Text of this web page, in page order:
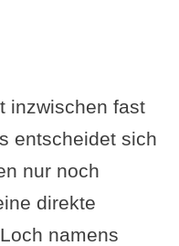
inzwischen fast
entscheidet sich
nur noch
direkte
namens